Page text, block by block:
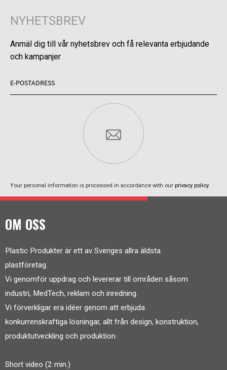
NYHETSBREV
Anmäl dig till vår nyhetsbrev och få relevanta erbjudande
och kampanjer
Your personal information is processed in accordance with our privacy policy.
OM OSS
Plastic Produkter är ett av Sveriges allra äldsta
plastföretag.
Vi genomför uppdrag och levererar till områden såsom
industri, MedTech, reklam och inredning.
Vi förverkligar era idéer genom att erbjuda
konkurrenskraftiga lösningar, allt från design, konstruktion,
produktutveckling och produktion.
Short video (2 min.)